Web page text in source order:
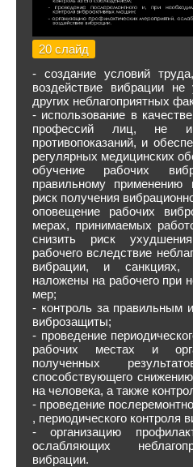
20 слайд
- создание условий
воздействие вибрации не
других неблагоприятных
- использование в
профессий лиц, не
противопоказаний, и
регулярных медицинских
обучение рабочих
правильному
риск получения
оповещение рабочих
мерах, принимаемых
снизить риск
рабочего вследствие
вибрации, и санкциях,
наложены на рабочего при
мер;
- контроль за правильным
виброзащиты;
- проведение
рабочих местах и
полученных
способствующего
на человека, а также
- проведение
, периодического контроля
- организацию
ослабляющих
вибрации.